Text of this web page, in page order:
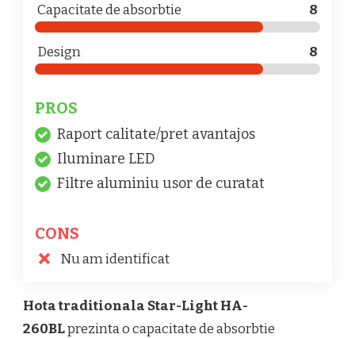
Capacitate de absorbtie 8
Design 8
PROS
Raport calitate/pret avantajos
Iluminare LED
Filtre aluminiu usor de curatat
CONS
Nu am identificat
Hota traditionala Star-Light HA-
260BLprezinta o capacitate de absorbtie